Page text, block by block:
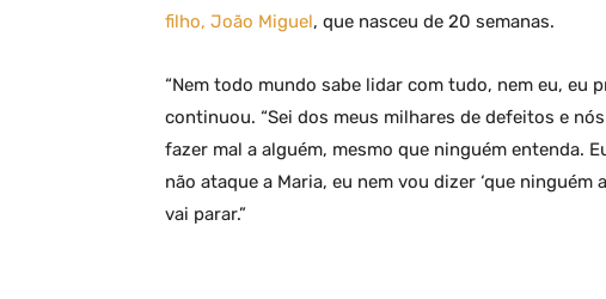
filho, João Miguel, que nasceu de 20 semanas.
“Nem todo mundo sabe lidar com tudo, nem eu, eu
continuou. “Sei dos meus milhares de defeitos e
fazer mal a alguém, mesmo que ninguém entenda.
não ataque a Maria, eu nem vou dizer ‘que
vai parar.”